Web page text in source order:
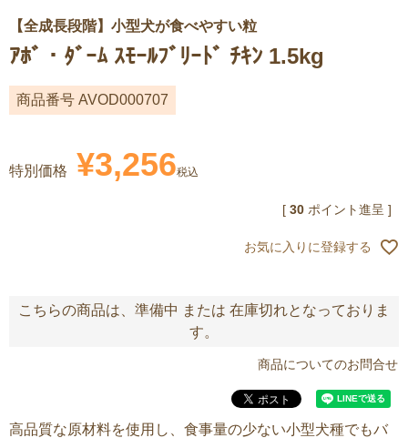
【全成長段階】小型犬が食べやすい粒
ｱﾎﾞ・ﾀﾞｰﾑ ｽﾓｰﾙﾌﾞﾘｰﾄﾞ ﾁｷﾝ 1.5kg
商品番号 AVOD000707
特別価格 ¥3,256税込
[ 30 ポイント進呈 ]
お気に入りに登録する
こちらの商品は、準備中 または 在庫切れとなっておりま
す。
商品についてのお問合せ
高品質な原材料を使用し、食事量の少ない小型犬種でもバ